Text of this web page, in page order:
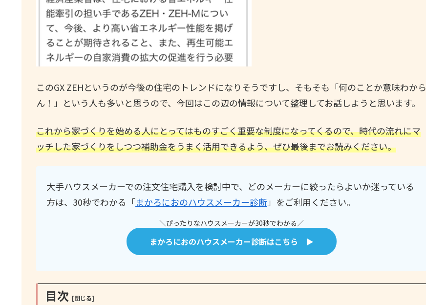
このGX ZEHというのが今後の住宅のトレンドになりそうですし、そもそも「何のことか意味わから
ん！」という人も多いと思うので、今回はこの辺の情報について整理してお話しようと思います。
これから家づくりを始める人にとってはものすごく重要な制度になってくるので、時代の流れにマ
ッチした家づくりをしつつ補助金をうまく活用できるよう、ぜひ最後までお読みください。
大手ハウスメーカーでの注文住宅購入を検討中で、どのメーカーに絞ったらよいか迷っている
方は、30秒でわかる「まかろにおのハウスメーカー診断」をご利用ください。
＼ぴったりなハウスメーカーが30秒でわかる／
まかろにおのハウスメーカー診断はこちら ▶
目次